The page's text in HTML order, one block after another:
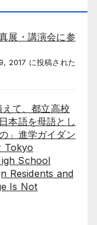
展・講演会に参
2017 に投稿された
て、都立高校
本語を母語とし
」進学ガイダン
Tokyo
School
Residents and
Is Not